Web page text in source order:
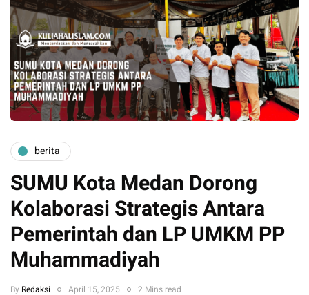
berita
SUMU Kota Medan Dorong
Kolaborasi Strategis Antara
Pemerintah dan LP UMKM PP
Muhammadiyah
By Redaksi April 15, 2025 2 Mins read